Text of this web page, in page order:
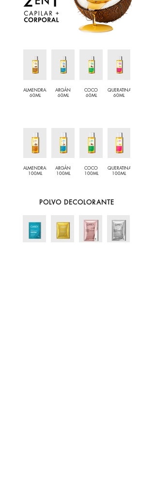
ALMENDRAS
60ML
ARGÁN
60ML
COCO
60ML
QUERATINA
60ML
ALMENDRAS
100ML
ARGÁN
100ML
COCO
100ML
QUERATINA
100ML
POLVO DECOLORANTE